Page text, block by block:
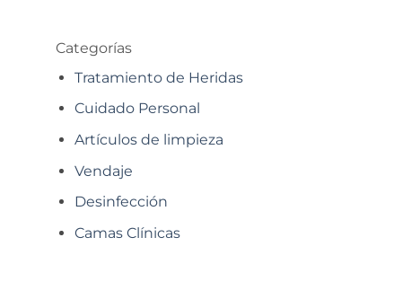
Categorías
Tratamiento de Heridas
Cuidado Personal
Artículos de limpieza
Vendaje
Desinfección
Camas Clínicas